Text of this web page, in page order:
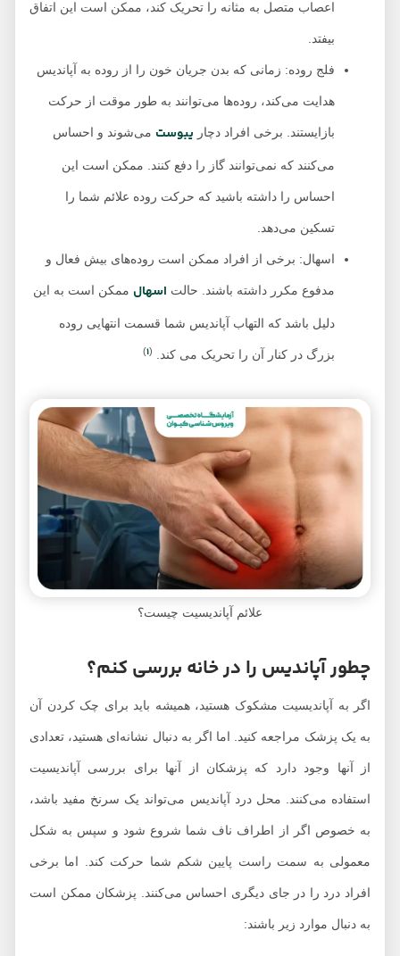
اعصاب متصل به مثانه را تحریک کند، ممکن است این اتفاق
فلج روده: زمانی که بدن جریان خون را از روده به آپاندیس
هدایت می‌کند، روده‌ها می‌توانند به طور موقت از حرکت
بازایستند. برخی افراد دچار یبوستمی‌شوند و احساس
می‌کنند که نمی‌توانند گاز را دفع کنند. ممکن است این
احساس را داشته باشید که حرکت روده علائم شما را
تسکین می‌دهد.
اسهال: برخی از افراد ممکن است روده‌های بیش فعال و
مدفوع مکرر داشته باشند. حالتاسهالممکن است به این
دلیل باشد که التهاب آپاندیس شما قسمت انتهایی روده
بزرگ در کنار آن را تحریک می کند. 1
)
علائم آپاندیسیت چیست؟
چطور آپاندیس را در خانه بررسی کنم؟
اگر به آپاندیسیت مشکوک هستید، همیشه باید برای چک کردن آن
به یک پزشک مراجعه کنید. اما اگر به دنبال نشانه‌ای هستید، تعدادی
از آنها وجود دارد که پزشکان از آنها برای بررسی آپاندیسیت
استفاده می‌کنند. محل درد آپاندیس می‌تواند یک سرنخ مفید باشد،
به خصوص اگر از اطراف ناف شما شروع شود و سپس به شکل
معمولی به سمت راست پایین شکم شما حرکت کند. اما برخی
افراد درد را در جای دیگری احساس می‌کنند. پزشکان ممکن است
به دنبال موارد زیر باشند: